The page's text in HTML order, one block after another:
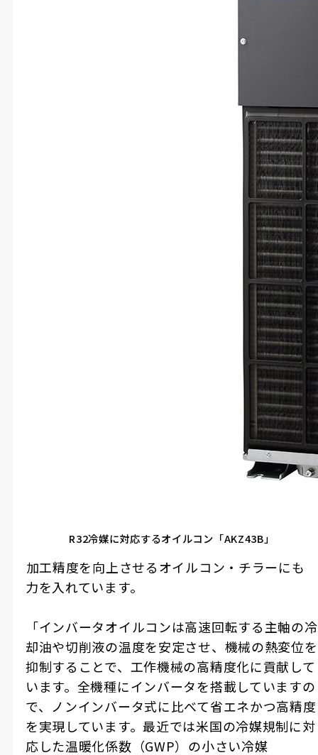
R32冷媒に対応するオイルコン「AKZ43B」
――加工精度を向上させるオイルコン・チラーにも
力を入れています。
「インバータオイルコンは高速回転する主軸の冷
却油や切削液の温度を安定させ、機械の熱変位を
抑制することで、工作機械の高精度化に貢献して
います。全機種にインバータを搭載していますの
で、ノンインバータ式に比べて省エネかつ高精度
を実現しています。最近では米国の冷媒規制に対
応した温暖化係数（GWP）の小さい冷媒